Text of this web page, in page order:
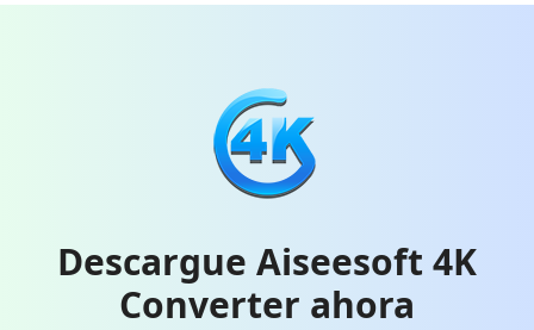
Descargue Aiseesoft 4K
Converter ahora